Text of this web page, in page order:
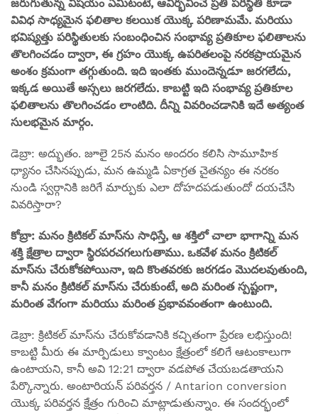
జరుగుతున్న విషయం ఏమిటంటే, ఆవిర్భవించే ప్రతి పరిస్థితి కూడా
వివిధ సాధ్యమైన ఫలితాల కలయిక యొక్క పరిణామమే. మరియు
భవిష్యత్తు పరిస్థితులకు సంబంధించిన సంభావ్య ప్రతికూల ఫలితాలను
తొలగించడం ద్వారా, ఈ గ్రహం యొక్క ఉపరితలంపై నరకప్రాయమైన
అంశం క్రమంగా తగ్గుతుంది. ఇది ఇంతకు ముందెన్నడూ జరగలేదు,
ఇక్కడ అయితే అస్సలు జరగలేదు. కాబట్టి ఇది సంభావ్య ప్రతికూల
ఫలితాలను తొలగించడం లాంటిది. దీన్ని వివరించడానికి ఇదే అత్యంత
సులభమైన మార్గం.
డెబ్రా: అద్భుతం. జూలై 25న మనం అందరం కలిసి సామూహిక
ధ్యానం చేసినప్పుడు, మన ఉమ్మడి ఏకాగ్రత చైతన్యం ఈ నరకం
నుండి స్వర్గానికి జరిగే మార్పుకు ఎలా దోహదపడుతుందో దయచేసి
వివరిస్తారా?
కోబ్రా: మనం క్రిటికల్ మాస్‌ను సాధిస్తే, ఆ శక్తిలో చాలా భాగాన్ని మన
శక్తి క్షేత్రాల ద్వారా స్థిరపరచగలుగుతాము. ఒకవేళ మనం క్రిటికల్
మాస్‌ను చేరుకోకపోయినా, ఇది కొంతవరకు జరగడం మొదలవుతుంది,
కానీ మనం క్రిటికల్ మాస్‌ను చేరుకుంటే, అది మరింత స్పష్టంగా,
మరింత వేగంగా మరియు మరింత ప్రభావవంతంగా ఉంటుంది.
డెబ్రా: క్రిటికల్ మాస్‌ను చేరుకోవడానికి కచ్చితంగా ప్రేరణ లభిస్తుంది!
కాబట్టి మీరు ఈ మార్పిడులు క్వాంటం క్షేత్రంలో కలిగే ఆటంకాలుగా
ఉంటాయని, కానీ అవి 12:21 ద్వారా వడపోత చేయబడతాయని
పేర్కొన్నారు. అంటారియన్ పరివర్తన / Antarion conversion
యొక్క పరివర్తన క్షేత్రం గురించి మాట్లాడుతున్నాం. ఈ సందర్భంలో